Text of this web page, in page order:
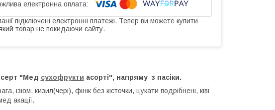
підключені електронні платежі. Тепер ви можете купити
товар не покидаючи сайту.
"Мед сухофрукти асорті", напряму з пасіки.
ізюм, кизил(чері), фінік без кісточки, цукати подрібнені, ківі
акації.